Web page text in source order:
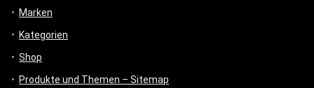
Marken
Kategorien
Shop
Produkte und Themen – Sitemap